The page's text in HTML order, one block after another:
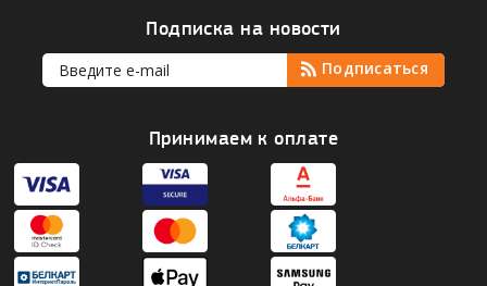
Подписка на новости
Принимаем к оплате